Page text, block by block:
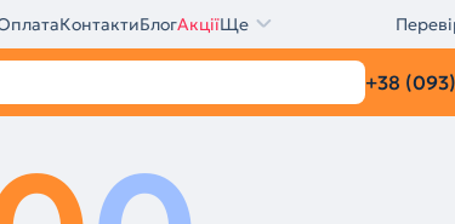
КонтактиБлогАкціїЩе
+38